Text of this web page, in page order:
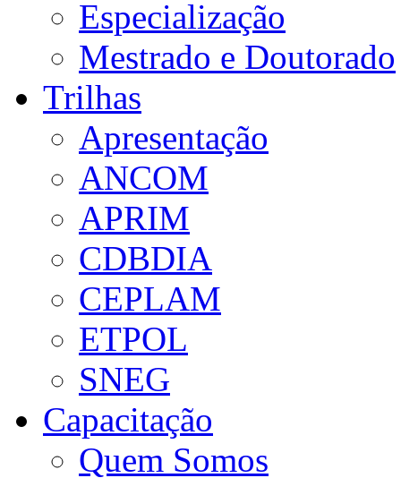
Especialização
Mestrado e Doutorado
Trilhas
Apresentação
ANCOM
APRIM
CDBDIA
CEPLAM
ETPOL
SNEG
Capacitação
Quem Somos